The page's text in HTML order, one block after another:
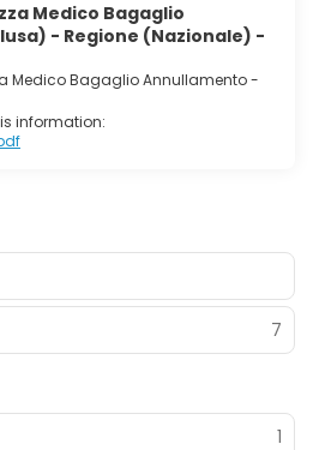
Medico Bagaglio
- Regione (Nazionale) -
Medico Bagaglio Annullamento -
information:
7
1